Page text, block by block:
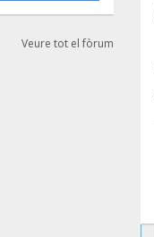
Veure tot el fòrum